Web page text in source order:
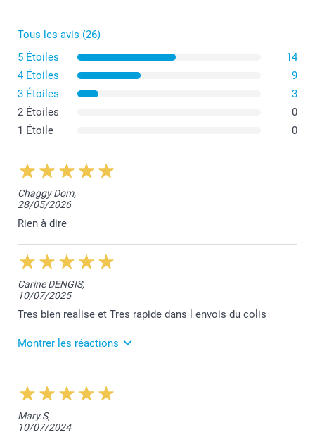
Pot de fleurs moyen
Tous les avis (26)
5 Étoiles
14
4 Étoiles
9
3 Étoiles
3
2 Étoiles
0
1 Étoile
0
Chaggy Dom,
28/05/2026
Rien à dire
Carine DENGIS,
10/07/2025
Tres bien realise et Tres rapide dans l envois du colis
Montrer les réactions
10/07/2025
09:11
Merci pour votre retour de satisfaction, Carine!
Bien cordialement,
Lucie@smartphoto
Mary.S,
10/07/2024